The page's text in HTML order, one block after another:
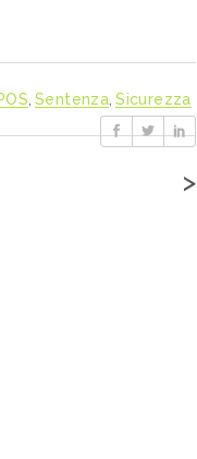
Sentenza Sicurezza
>